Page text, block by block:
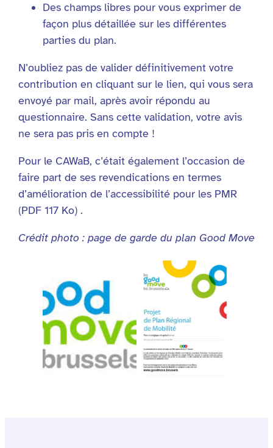
Des champs libres pour vous exprimer de
façon plus détaillée sur les différentes
parties du plan.
N’oubliez pas de valider définitivement votre
contribution en cliquant sur le lien, qui vous sera
envoyé par mail, après avoir répondu au
questionnaire. Sans cette validation, votre avis
ne sera pas pris en compte !
Pour le CAWaB, c’était également l’occasion de
faire part de ses revendications en termes
d’amélioration de l’accessibilité pour les PMR
(PDF 117 Ko) .
Crédit photo : page de garde du plan Good Move